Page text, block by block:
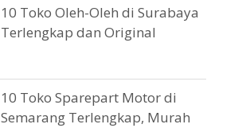
10 Toko Oleh-Oleh di Surabaya
Terlengkap dan Original
10 Toko Sparepart Motor di
Semarang Terlengkap, Murah